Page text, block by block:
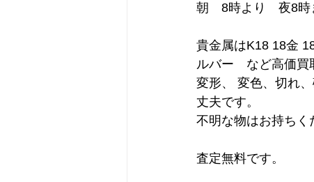
朝　8時より　夜8時
貴金属はK18 18金
ルバー　など高価買
変形、 変色、切れ
丈夫です。
不明な物はお持ちく
査定無料です。